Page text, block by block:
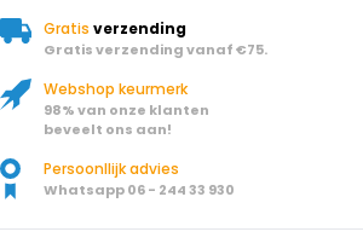
Gratis verzending
Gratis verzending vanaf €75.
Webshop keurmerk
98% van onze klanten
beveelt ons aan!
Persoonllijk advies
Whatsapp 06 - 244 33 930